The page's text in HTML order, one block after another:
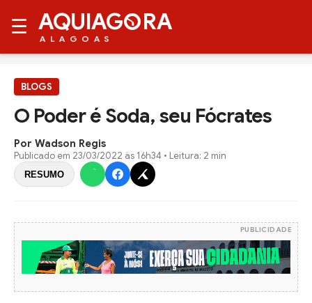
☰ AQUIAG RA
ALAGOAS
BLOGS
O Poder é Soda, seu Fócrates
Por Wadson Regis
Publicado em 23/03/2022 às 16h34 • Leitura: 2 min
RESUMO
PUBLICIDADE